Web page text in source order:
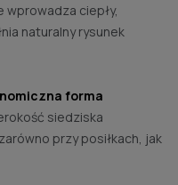
wprowadza ciepły,
naturalny rysunek
forma
siedziska
przy posiłkach, jak